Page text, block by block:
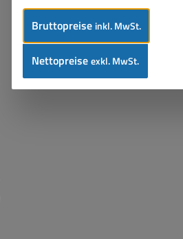
Bruttopreise inkl. MwSt.
Nettopreiseexkl. MwSt.